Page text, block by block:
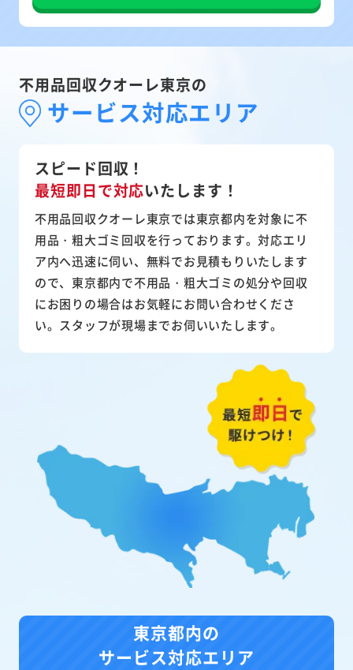
不用品回収クオーレ東京の
サービス対応エリア
スピード回収！
最短即日で対応いたします！
不用品回収クオーレ東京では東京都内を対象に不
用品・粗大ゴミ回収を行っております。対応エリ
ア内へ迅速に伺い、無料でお見積もりいたします
ので、東京都内で不用品・粗大ゴミの処分や回収
にお困りの場合はお気軽にお問い合わせくださ
い。スタッフが現場までお伺いいたします。
東京都内の
サービス対応エリア